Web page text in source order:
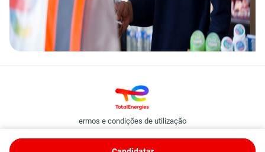
ermos e condições de utilização
TotalEnergies Binding Corporate Rules